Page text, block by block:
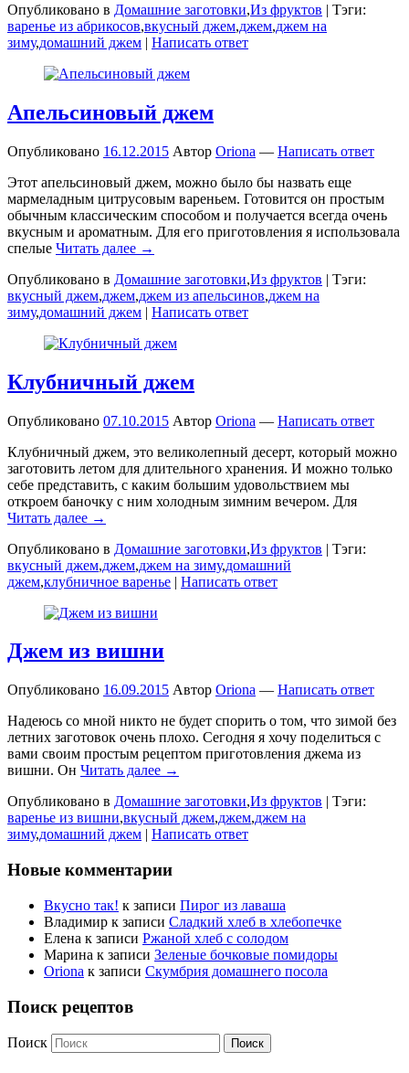
Опубликовано в Домашние заготовки,Из фруктов | Тэги:
варенье из абрикосов,вкусный джем,джем,джем на
зиму,домашний джем | Написать ответ
Апельсиновый джем
Опубликовано 16.12.2015 Автор Oriona — Написать ответ
Этот апельсиновый джем, можно было бы назвать еще
мармеладным цитрусовым вареньем. Готовится он простым
обычным классическим способом и получается всегда очень
вкусным и ароматным. Для его приготовления я использовала
спелые Читать далее →
Опубликовано в Домашние заготовки,Из фруктов | Тэги:
вкусный джем,джем,джем из апельсинов,джем на
зиму,домашний джем | Написать ответ
Клубничный джем
Опубликовано 07.10.2015 Автор Oriona — Написать ответ
Клубничный джем, это великолепный десерт, который можно
заготовить летом для длительного хранения. И можно только
себе представить, с каким большим удовольствием мы
откроем баночку с ним холодным зимним вечером. Для
Читать далее →
Опубликовано в Домашние заготовки,Из фруктов | Тэги:
вкусный джем,джем,джем на зиму,домашний
джем,клубничное варенье | Написать ответ
Джем из вишни
Опубликовано 16.09.2015 Автор Oriona — Написать ответ
Надеюсь со мной никто не будет спорить о том, что зимой без
летних заготовок очень плохо. Сегодня я хочу поделиться с
вами своим простым рецептом приготовления джема из
вишни. Он Читать далее →
Опубликовано в Домашние заготовки,Из фруктов | Тэги:
варенье из вишни,вкусный джем,джем,джем на
зиму,домашний джем | Написать ответ
Новые комментарии
Вкусно так! к записи Пирог из лаваша
Владимир к записи Сладкий хлеб в хлебопечке
Елена к записи Ржаной хлеб с солодом
Марина к записи Зеленые бочковые помидоры
Oriona к записи Скумбрия домашнего посола
Поиск рецептов
Поиск